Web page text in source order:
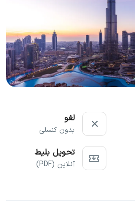
لغو
بدون کنسلی
تحویل بلیط
آنلاین (PDF)